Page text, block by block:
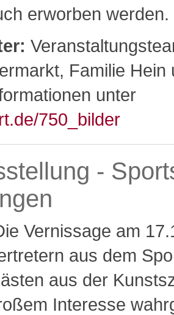
erworben werden.
Familie
unter
750_bilder
-
Vernissage am
aus dem
aus der
Interesse